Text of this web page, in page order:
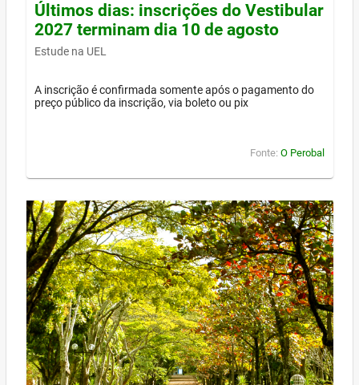
Últimos dias: inscrições do Vestibular
2027 terminam dia 10 de agosto
Estude na UEL
A inscrição é confirmada somente após o pagamento do
preço público da inscrição, via boleto ou pix
Fonte: O Perobal